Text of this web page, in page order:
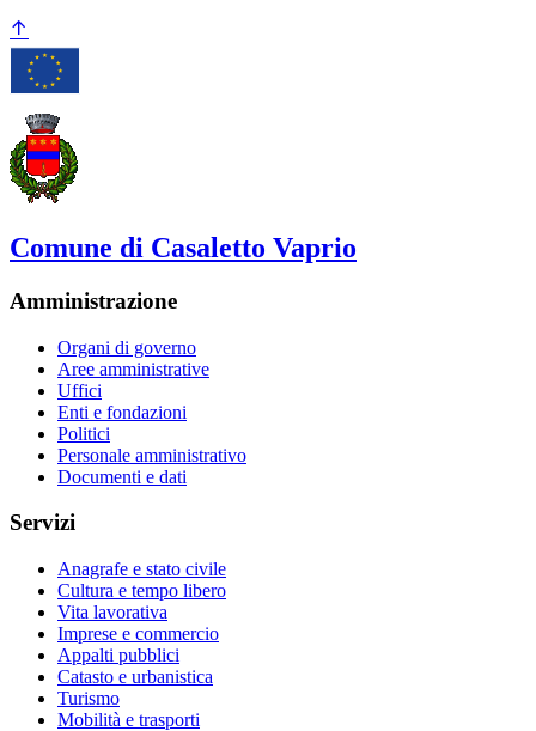
Comune di Casaletto Vaprio
Amministrazione
Organi di governo
Aree amministrative
Uffici
Enti e fondazioni
Politici
Personale amministrativo
Documenti e dati
Servizi
Anagrafe e stato civile
Cultura e tempo libero
Vita lavorativa
Imprese e commercio
Appalti pubblici
Catasto e urbanistica
Turismo
Mobilità e trasporti